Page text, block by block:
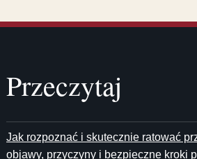
Przeczytaj
Jak rozpoznać i skutecznie ratować
objawy, przyczyny i bezpieczne kroki